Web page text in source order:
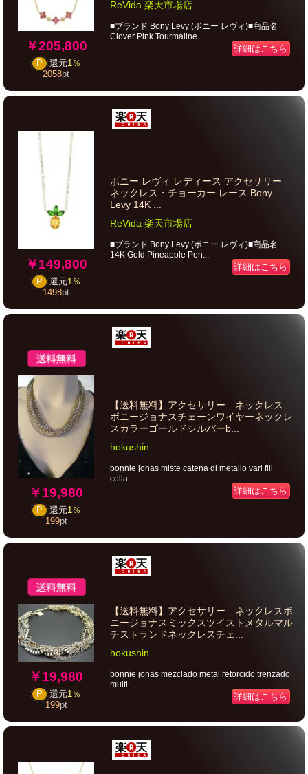
￥205,800
P 還元1％
2058pt
ReVida 楽天市場店
■ブランド Bony Levy (ボニー レヴィ)■商品名
Clover Pink Tourmaline...
詳細はこちら
￥149,800
P 還元1％
1498pt
ボニー レヴィ レディース アクセサリー
ネックレス・チョーカー レース Bony
Levy 14K ...
ReVida 楽天市場店
■ブランド Bony Levy (ボニー レヴィ)■商品名
14K Gold Pineapple Pen...
詳細はこちら
￥19,980
P 還元1％
199pt
【送料無料】アクセサリー ネックレス
ボニージョナスチェーンワイヤーネックレ
スカラーゴールドシルバーb...
hokushin
bonnie jonas miste catena di metallo vari fili
colla...
詳細はこちら
￥19,980
P 還元1％
199pt
【送料無料】アクセサリー ネックレスボ
ニージョナスミックスツイストメタルマル
チストランドネックレスチェ...
hokushin
bonnie jonas mezclado metal retorcido trenzado
multi...
詳細はこちら